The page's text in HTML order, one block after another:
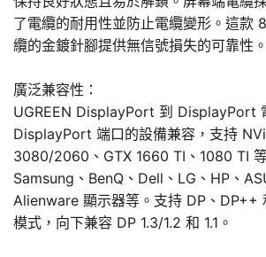
了電纜的耐用性並防止電纜變形。這款
纜的金鍍針腳提供無信號損失的可靠性。
廣泛兼容性：
UGREEN DisplayPort 到 DisplayPort
DisplayPort 端口的設備兼容，支持
3080/2060、GTX 1660 TI、1080 TI
Samsung、BenQ、Dell、LG、HP、
Alienware 顯示器等。支持 DP、
模式，向下兼容 DP 1.3/1.2 和 1.1。